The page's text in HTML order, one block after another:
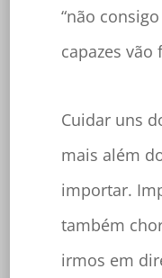
“não
capazes vão
Cuidar uns
mais além
importar.
também
irmos em